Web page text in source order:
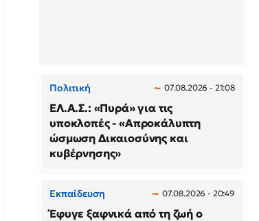
Πολιτική 07.08.2026 - 21:08
ΕΛ.Α.Σ.: «Πυρά» για τις
υποκλοπές - «Απροκάλυπτη
ώσμωση Δικαιοσύνης και
κυβέρνησης»
Εκπαίδευση 07.08.2026 - 20:49
Έφυγε ξαφνικά από τη ζωή ο